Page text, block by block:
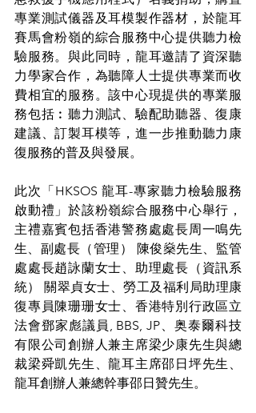
專業測試儀器及耳模製作器材，於龍耳
賽馬會粉嶺的綜合服務中心提供聽力檢
驗服務。與此同時，龍耳邀請了資深聽
力學家合作，為聽障人士提供專業而收
費相宜的服務。該中心現提供的專業服
務包括︰聽力測試、驗配助聽器、復康
建議、訂製耳模等，進一步推動聽力康
復服務的普及與發展。
此次「HKSOS 龍耳-專家聽力檢驗服務
啟動禮」於該粉嶺綜合服務中心舉行，
主禮嘉賓包括香港警務處處長周一鳴先
生、副處長（管理） 陳俊燊先生、監管
處處長趙詠蘭女士、助理處長（資訊系
統） 關翠貞女士、勞工及福利局助理康
復專員陳珊珊女士、香港特別行政區立
法會鄧家彪議員, BBS, JP、奥泰爾科技
有限公司創辦人兼主席梁少康先生與總
裁梁舜凱先生、龍耳主席邵日坪先生、
龍耳創辦人兼總幹事邵日贊先生。